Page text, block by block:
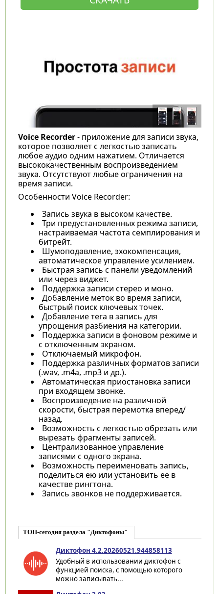
Voice Recorder- приложение для записи звука,
которое позволяет с легкостью записать
любое аудио одним нажатием. Отличается
высококачественным воспроизведением
звука. Отсутствуют любые ограничения на
время записи.
Особенности Voice Recorder:
Запись звука в высоком качестве.
Три предустановленных режима записи,
настраиваемая частота семплирования и
битрейт.
Шумоподавление, эхокомпенсация,
автоматическое управление усилением.
Быстрая запись с панели уведомлений
или через виджет.
Поддержка записи стерео и моно.
Добавление меток во время записи,
быстрый поиск ключевых точек.
Добавление тега в запись для
упрощения разбиения на категории.
Поддержка записи в фоновом режиме и
с отключенным экраном.
Отключаемый микрофон.
Поддержка различных форматов записи
(.wav, .m4a, .mp3 и др.).
Автоматическая приостановка записи
при входящем звонке.
Воспроизведение на различной
скорости, быстрая перемотка вперед/
назад.
Возможность с легкостью обрезать или
вырезать фрагменты записей.
Централизованное управление
записями с одного экрана.
Возможность переименовать запись,
поделиться ею или установить ее в
качестве рингтона.
Запись звонков не поддерживается.
ТОП-сегодня раздела "Диктофоны"
Диктофон 4.2.20260521.944858113
Удобный в использовании диктофон с
функцией поиска, с помощью которого
можно записывать...